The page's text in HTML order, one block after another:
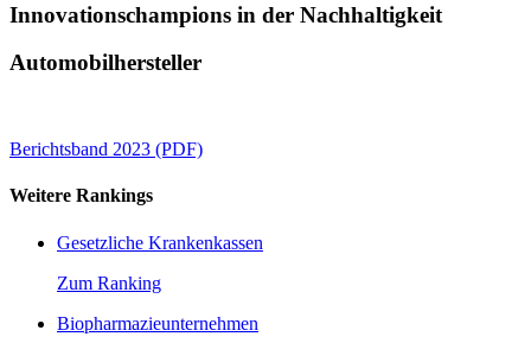
Innovationschampions in der Nachhaltigkeit
Automobilhersteller
Berichtsband 2023 (PDF)
Weitere Rankings
Gesetzliche Krankenkassen
Zum Ranking
Biopharmazieunternehmen